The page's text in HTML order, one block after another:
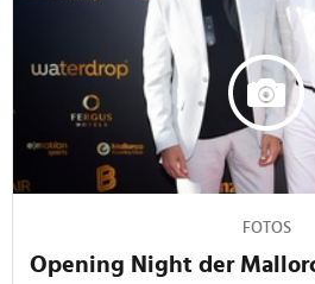
FOTOS
Opening Night der